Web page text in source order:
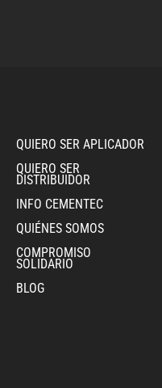
QUIERO SER APLICADOR
QUIERO SER
DISTRIBUIDOR
INFO CEMENTEC
QUIÉNES SOMOS
COMPROMISO
SOLIDARIO
BLOG